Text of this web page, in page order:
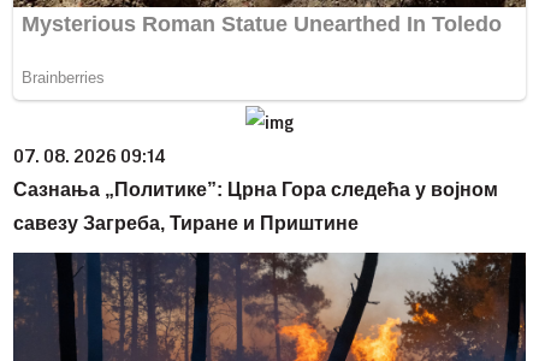
07. 08. 2026 09:14
Сазнања „Политике”: Црна Гора следећа у војном
савезу Загреба, Тиране и Приштине